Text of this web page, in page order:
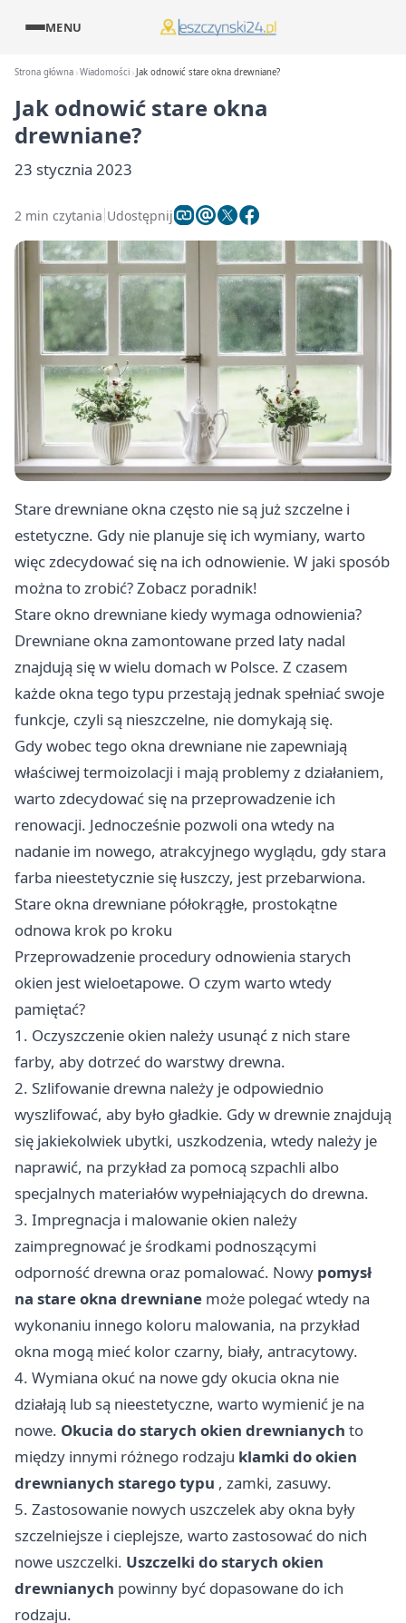
MENU
Strona główna Wiadomości Jak odnowić stare okna drewniane?
Jak odnowić stare okna
drewniane?
23 stycznia 2023
2 min czytania Udostępnij
Stare drewniane okna często nie są już szczelne i
estetyczne. Gdy nie planuje się ich wymiany, warto
więc zdecydować się na ich odnowienie. W jaki sposób
można to zrobić? Zobacz poradnik!
Stare okno drewniane kiedy wymaga odnowienia?
Drewniane okna zamontowane przed laty nadal
znajdują się w wielu domach w Polsce. Z czasem
każde okna tego typu przestają jednak spełniać swoje
funkcje, czyli są nieszczelne, nie domykają się.
Gdy wobec tego okna drewniane nie zapewniają
właściwej termoizolacji i mają problemy z działaniem,
warto zdecydować się na przeprowadzenie ich
renowacji. Jednocześnie pozwoli ona wtedy na
nadanie im nowego, atrakcyjnego wyglądu, gdy stara
farba nieestetycznie się łuszczy, jest przebarwiona.
Stare okna drewniane półokrągłe, prostokątne
odnowa krok po kroku
Przeprowadzenie procedury odnowienia starych
okien jest wieloetapowe. O czym warto wtedy
pamiętać?
1. Oczyszczenie okien należy usunąć z nich stare
farby, aby dotrzeć do warstwy drewna.
2. Szlifowanie drewna należy je odpowiednio
wyszlifować, aby było gładkie. Gdy w drewnie znajdują
się jakiekolwiek ubytki, uszkodzenia, wtedy należy je
naprawić, na przykład za pomocą szpachli albo
specjalnych materiałów wypełniających do drewna.
3. Impregnacja i malowanie okien należy
zaimpregnować je środkami podnoszącymi
odporność drewna oraz pomalować. Nowy pomysł
na stare okna drewniane może polegać wtedy na
wykonaniu innego koloru malowania, na przykład
okna mogą mieć kolor czarny, biały, antracytowy.
4. Wymiana okuć na nowe gdy okucia okna nie
działają lub są nieestetyczne, warto wymienić je na
nowe. Okucia do starych okien drewnianych to
między innymi różnego rodzaju klamki do okien
drewnianych starego typu , zamki, zasuwy.
5. Zastosowanie nowych uszczelek aby okna były
szczelniejsze i cieplejsze, warto zastosować do nich
nowe uszczelki. Uszczelki do starych okien
drewnianych powinny być dopasowane do ich
rodzaju.